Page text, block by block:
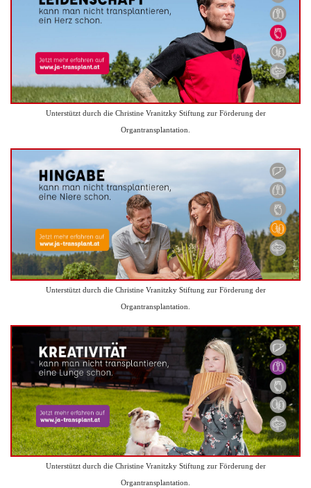
Unterstützt durch die Christine Vranitzky Stiftung zur Förderung der
Organtransplantation.
Unterstützt durch die Christine Vranitzky Stiftung zur Förderung der
Organtransplantation.
Unterstützt durch die Christine Vranitzky Stiftung zur Förderung der
Organtransplantation.